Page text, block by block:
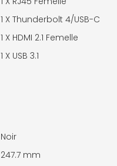
1 X Thunderbolt 4/USB-C
1 X HDMI 2.1 Femelle
1 X USB 3.1
Noir
247.7 mm